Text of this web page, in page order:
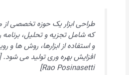
طراحی ابزار یک حوزه تخصصی
که شامل تجزیه و تحلیل،
و استفاده از ابزارها، روش ها و
Rao Posinasetti]